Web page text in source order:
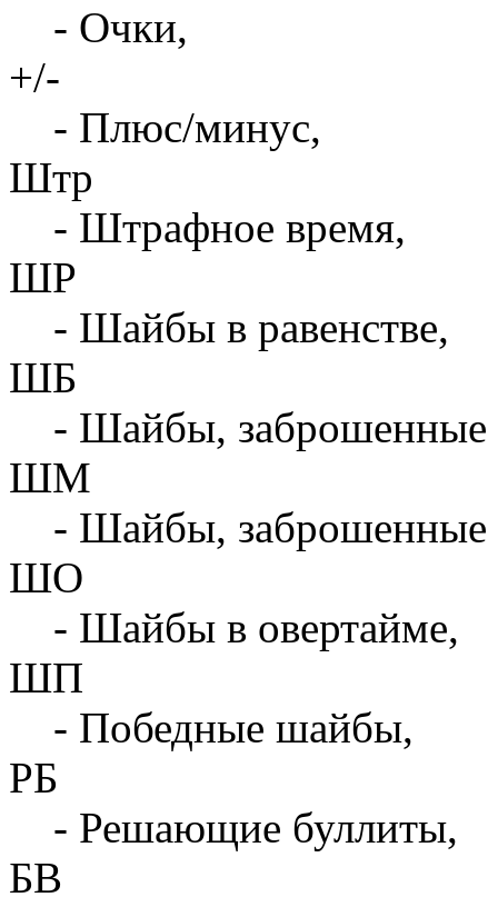
- Очки,
+/-
- Плюс/минус,
Штр
- Штрафное время,
ШР
- Шайбы в равенстве,
ШБ
- Шайбы, заброшенные
ШМ
- Шайбы, заброшенные
ШО
- Шайбы в овертайме,
ШП
- Победные шайбы,
РБ
- Решающие буллиты,
БВ